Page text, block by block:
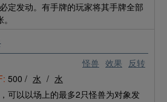
定发动。有手牌的玩家将其手牌全部
怪兽 效果 反转
500 / 水 / 水
可以以场上的最多2只怪兽为对象发